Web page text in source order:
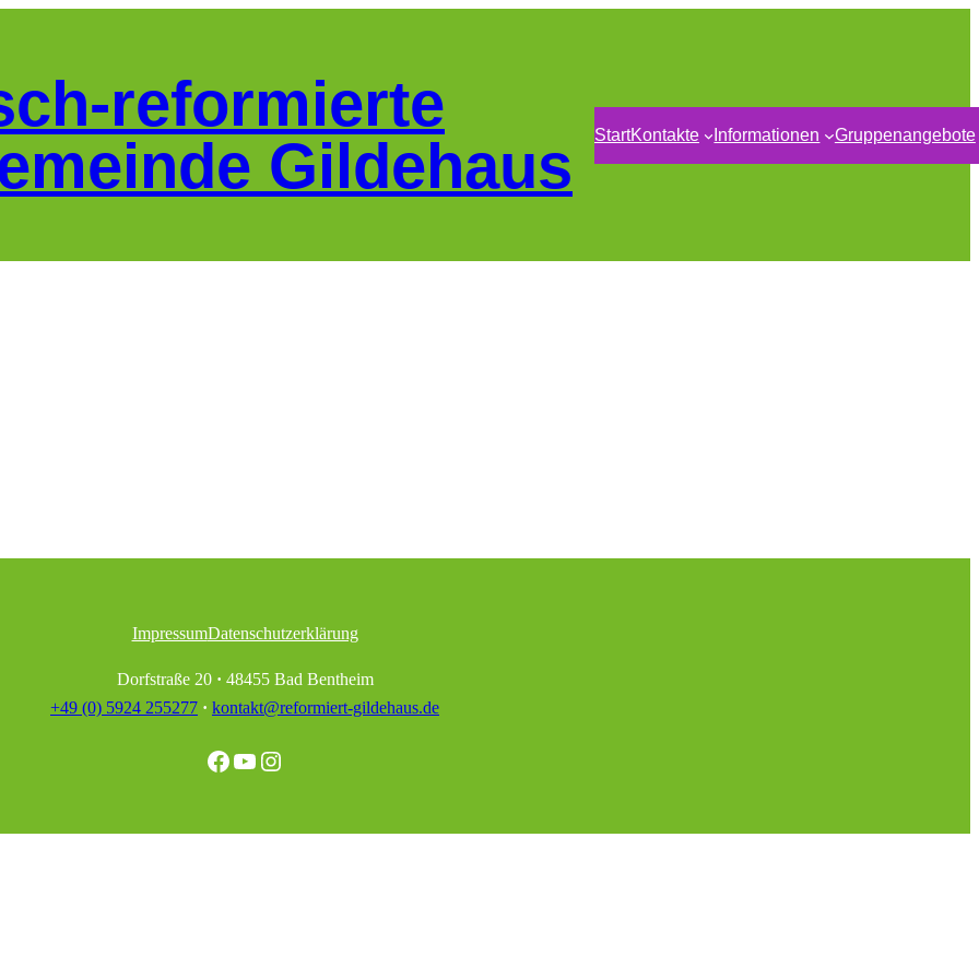
reformierte
Gildehaus
StartKontakte Informationen Gruppenangebote
ImpressumDatenschutzerklärung
Dorfstraße 20 · 48455 Bad Bentheim
+49 (0) 5924 255277 · kontakt@reformiert-gildehaus.de
Facebook
YouTube
Instagram